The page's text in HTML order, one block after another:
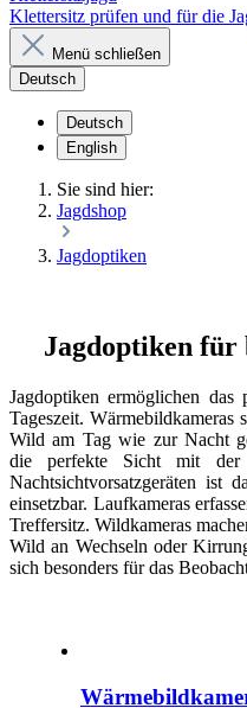
Klettersitz prüfen und für die
Menü schließen
Deutsch
Deutsch
English
Sie sind hier:
Jagdshop
Jagdoptiken
Jagdoptiken für
Jagdoptiken ermöglichen
Tageszeit. Wärmebildkameras
Wild am Tag wie zur Nacht
die perfekte Sicht mit der
Nachtsichtvorsatzgeräten ist
einsetzbar. Laufkameras
Treffersitz. Wildkameras
Wild an Wechseln oder
sich besonders für das